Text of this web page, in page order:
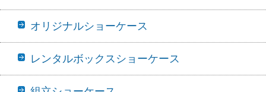
オリジナルショーケース
レンタルボックスショーケース